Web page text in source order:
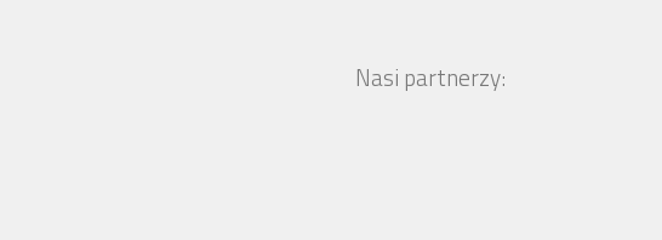
Nasi partnerzy: